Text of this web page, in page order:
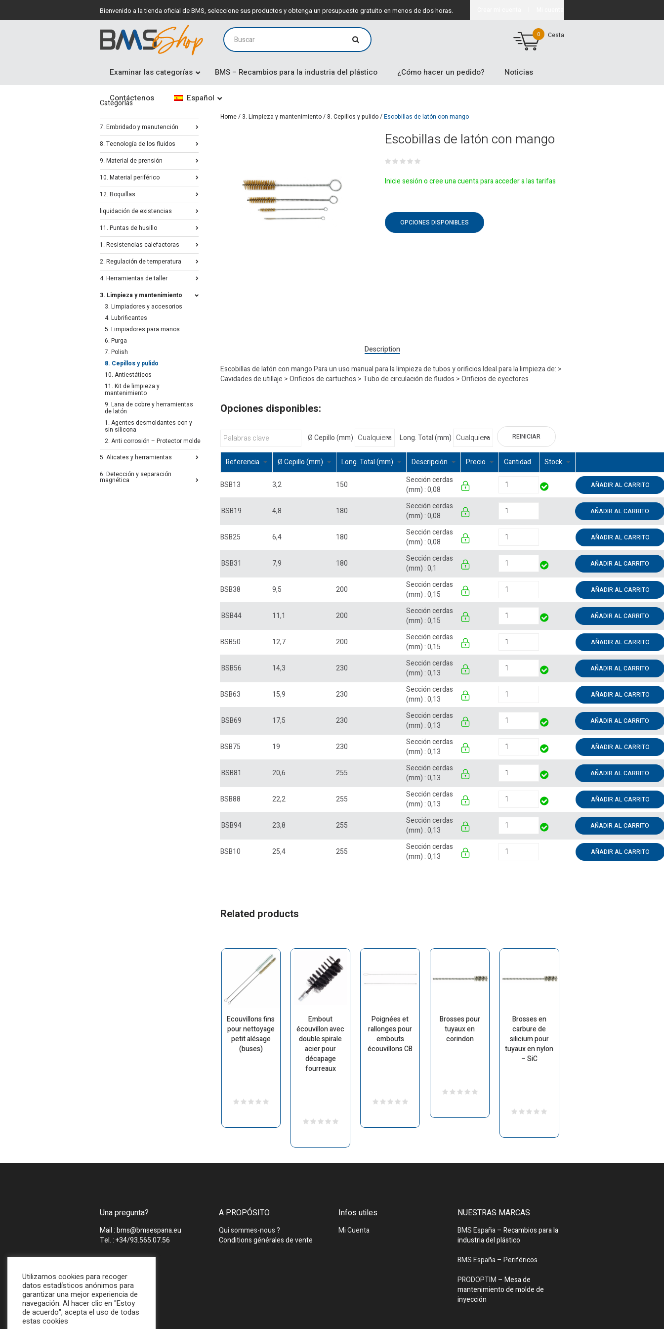
Bienvenido a la tienda oficial de BMS, seleccione sus productos y obtenga un presupuesto gratuito en menos de dos horas.
0 Cesta
Examinar las categorías BMS – Recambios para la industria del plástico ¿Cómo hacer un pedido? Noticias
Contáctenos Español
Home/ 3. Limpieza y mantenimiento/8. Cepillos y pulido/Escobillas de latón con mango
Escobillas de latón con mango
Inicie sesión o cree una cuenta para acceder a las tarifas
OPCIONES DISPONIBLES
Description
Escobillas de latón con mango Para un uso manual para la limpieza de tubos y orificios Ideal para la limpieza de: >
Cavidades de utillaje > Orificios de cartuchos > Tubo de circulación de fluidos > Orificios de eyectores
Opciones disponibles:
Ø Cepillo (mm) Long. Total (mm) REINICIAR
Referencia Ø Cepillo (mm) Long. Total (mm) Descripción Precio Cantidad Stock
BSB13 3,2 150
Sección cerdas
(mm) : 0,08
AÑADIR AL CARRITO
BSB19 4,8 180
Sección cerdas
(mm) : 0,08
AÑADIR AL CARRITO
BSB25 6,4 180
Sección cerdas
(mm) : 0,08
AÑADIR AL CARRITO
BSB31 7,9 180
Sección cerdas
(mm) : 0,1
AÑADIR AL CARRITO
BSB38 9,5 200
Sección cerdas
(mm) : 0,15
AÑADIR AL CARRITO
BSB44 11,1 200
Sección cerdas
(mm) : 0,15
AÑADIR AL CARRITO
BSB50 12,7 200
Sección cerdas
(mm) : 0,15
AÑADIR AL CARRITO
BSB56 14,3 230
Sección cerdas
(mm) : 0,13
AÑADIR AL CARRITO
BSB63 15,9 230
Sección cerdas
(mm) : 0,13
AÑADIR AL CARRITO
BSB69 17,5 230
Sección cerdas
(mm) : 0,13
AÑADIR AL CARRITO
BSB75 19 230
Sección cerdas
(mm) : 0,13
AÑADIR AL CARRITO
BSB81 20,6 255
Sección cerdas
(mm) : 0,13
AÑADIR AL CARRITO
BSB88 22,2 255
Sección cerdas
(mm) : 0,13
AÑADIR AL CARRITO
BSB94 23,8 255
Sección cerdas
(mm) : 0,13
AÑADIR AL CARRITO
BSB10 25,4 255
Sección cerdas
(mm) : 0,13
AÑADIR AL CARRITO
Related products
Ecouvillons fins
pour nettoyage
petit alésage
(buses)
Embout
écouvillon avec
double spirale
acier pour
décapage
fourreaux
Poignées et
rallonges pour
embouts
écouvillons CB
Brosses pour
tuyaux en
corindon
Brosses en
carbure de
silicium pour
tuyaux en nylon
– SiC
Categorías
7. Embridado y manutención
8. Tecnología de los fluidos
9. Material de prensión
10. Material periférico
12. Boquillas
liquidación de existencias
11. Puntas de husillo
1. Resistencias calefactoras
2. Regulación de temperatura
4. Herramientas de taller
3. Limpieza y mantenimiento
3. Limpiadores y accesorios
4. Lubrificantes
5. Limpiadores para manos
6. Purga
7. Polish
8. Cepillos y pulido
10. Antiestáticos
11. Kit de limpieza y
mantenimiento
9. Lana de cobre y herramientas
de latón
1. Agentes desmoldantes con y
sin silicona
2. Anti corrosión – Protector molde
5. Alicates y herramientas
6. Detección y separación
magnética
Una pregunta?
Mail : bms@bmsespana.eu
Tel. : +34/93.565.07.56
A PROPÓSITO
Qui sommes-nous ?
Conditions générales de vente
Infos utiles
Mi Cuenta
NUESTRAS MARCAS
BMS España– Recambios para la
industria del plástico
BMS España– Periféricos
PRODOPTIM – Mesa de
mantenimiento de molde de
inyección
Utilizamos cookies para recoger
datos estadísticos anónimos para
garantizar una mejor experiencia de
navegación. Al hacer clic en "Estoy
de acuerdo", acepta el uso de todas
estas cookies